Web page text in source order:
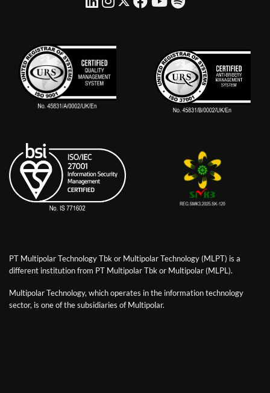
PT Multipolar Technology Tbk or Multipolar Technology (MLPT) is a
different institution from PT Multipolar Tbk or Multipolar (MLPL).
Multipolar Technology, which operates in the information technology
sector, is one of the subsidiaries of Multipolar.